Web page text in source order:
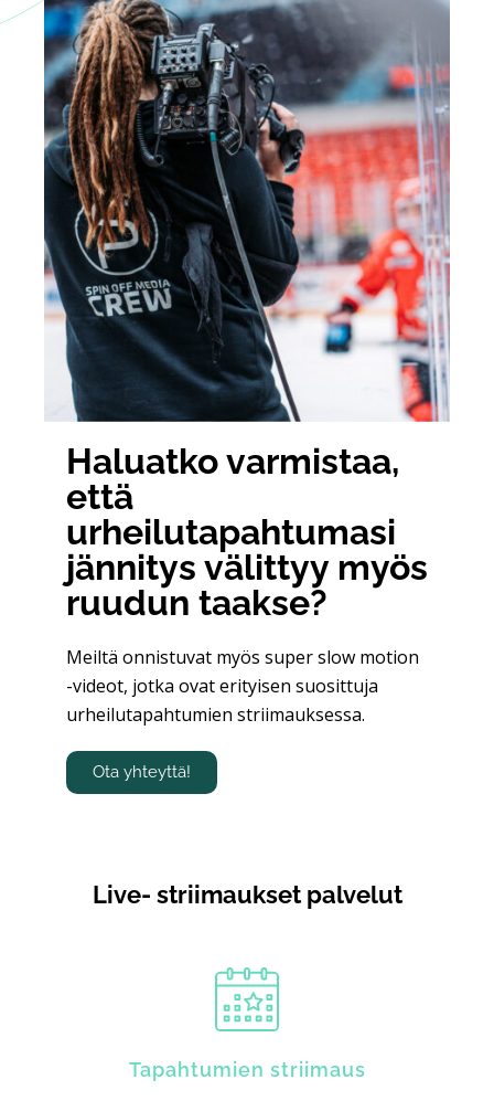
Haluatko varmistaa,
että
urheilutapahtumasi
jännitys välittyy myös
ruudun taakse?
Meiltä onnistuvat myös super slow motion
-videot, jotka ovat erityisen suosittuja
urheilutapahtumien striimauksessa.
Ota yhteyttä!
Live- striimaukset palvelut
Tapahtumien striimaus